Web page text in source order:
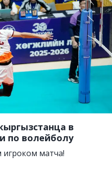
в
по волейболу
игроком матча!